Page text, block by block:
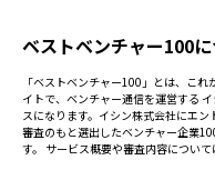
ベストベンチャー100
「ベストベンチャー100」とは、こ
イトで、ベンチャー通信を運営する
スになります。イシン株式会社にエ
審査のもと選出したベンチャー企業
す。 サービス概要や審査内容について